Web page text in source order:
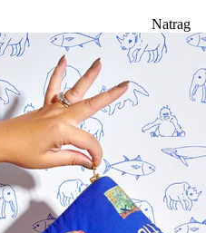
Natrag